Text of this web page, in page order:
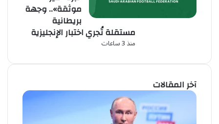
موثقة».. وجهة
بريطانية
مستقلة تُجري اختبار الإنجليزية
منذ 3 ساعات
آخر المقالات